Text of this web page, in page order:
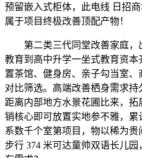
预留嵌入式柜体，此电线 日招
属于项目终极改善顶配产物！
第二类三代同堂改善家庭，
教育到高中升学一坐式教育资
置茶馆、健身房、亲子勾当室
对比筛选。高端改善栖身需求持
距离内部地方水景花圃比来，
销核心即可放置实地参不雅，
系数千个室第项目，物以稀为
步行 374 米可达童帅双语长儿